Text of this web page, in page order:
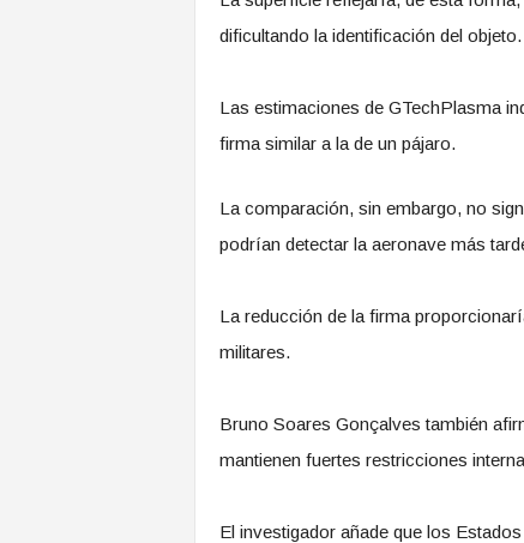
dificultando la identificación del objeto.
Las estimaciones de GTechPlasma
firma similar a la de un pájaro.
La comparación, sin embargo, no
podrían detectar la aeronave más
La reducción de la firma
militares.
Bruno Soares Gonçalves también
mantienen fuertes restricciones
El investigador añade que los